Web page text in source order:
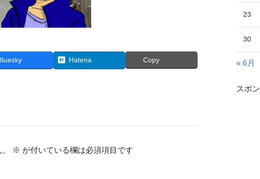
Hatena Copy
※ が付いている欄は必須項目です
23
30
« 6月
スポ